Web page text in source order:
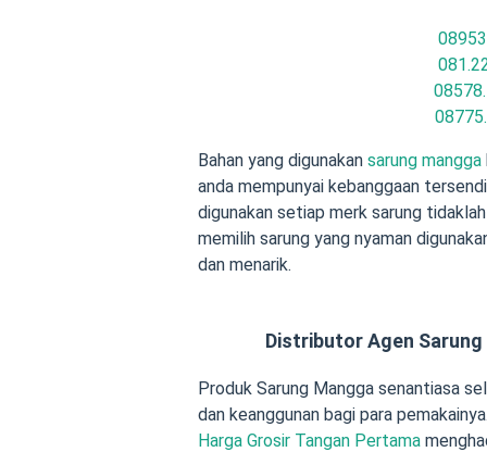
Bahan yang digunakan sarung mangga
anda mempunyai kebanggaan
digunakan setiap merk sarung
memilih sarung yang nyaman
dan menarik.
Distributor Agen
Produk Sarung Mangga senantiasa
dan keanggunan bagi para
Harga Grosir Tangan Pertama